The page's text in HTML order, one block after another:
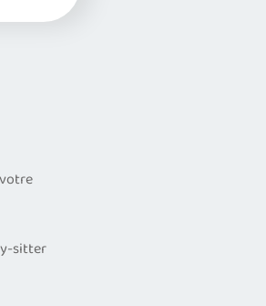
sitter